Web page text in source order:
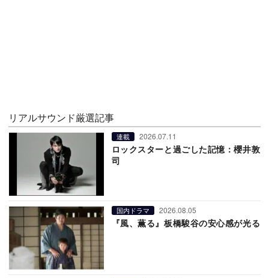
リアルサウンド厳選記事
連載 2026.07.11
ロックスターと過ごした記憶：櫻井敦
司
国内ドラマ 2026.08.05
『風、薫る』板橋駿谷の安心感が光る